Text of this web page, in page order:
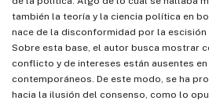
también la teoría y la ciencia política en
nace de la disconformidad por la
Sobre esta base, el autor busca mostrar
conflicto y de intereses están ausentes
contemporáneos. De este modo, se ha
hacia la ilusión del consenso, como lo